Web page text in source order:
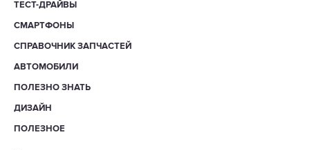
ТЕСТ-ДРАЙВЫ
СМАРТФОНЫ
СПРАВОЧНИК ЗАПЧАСТЕЙ
АВТОМОБИЛИ
ПОЛЕЗНО ЗНАТЬ
ДИЗАЙН
ПОЛЕЗНОЕ